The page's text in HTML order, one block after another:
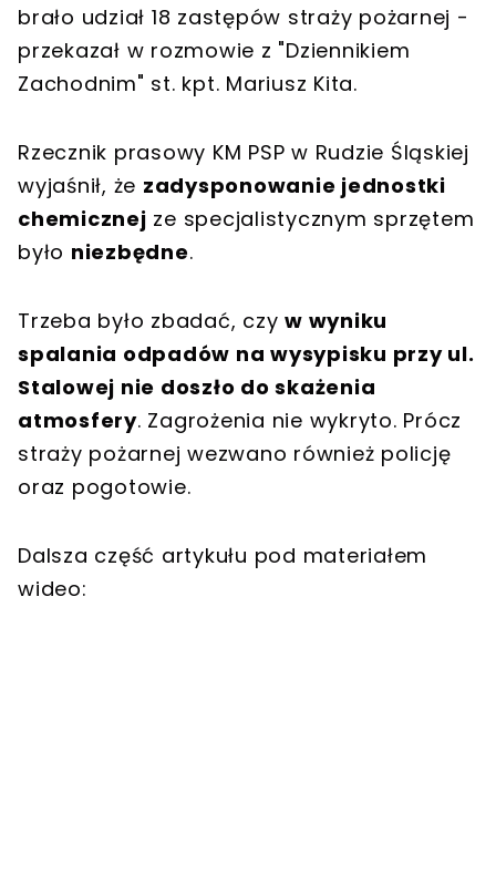
brało udział 18 zastępów straży pożarnej -
przekazał w rozmowie z "Dziennikiem
Zachodnim" st. kpt. Mariusz Kita.
Rzecznik prasowy KM PSP w Rudzie Śląskiej
wyjaśnił, że zadysponowanie jednostki
chemicznej ze specjalistycznym sprzętem
było niezbędne.
Trzeba było zbadać, czy w wyniku
spalania odpadów na wysypisku przy ul.
Stalowej nie doszło do skażenia
atmosfery. Zagrożenia nie wykryto. Prócz
straży pożarnej wezwano również policję
oraz pogotowie.
Dalsza część artykułu pod materiałem
wideo: